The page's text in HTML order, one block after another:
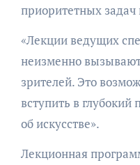
приоритетных задач
«Лекции ведущих
неизменно
зрителей. Это
вступить в
об искусстве».
Лекционная